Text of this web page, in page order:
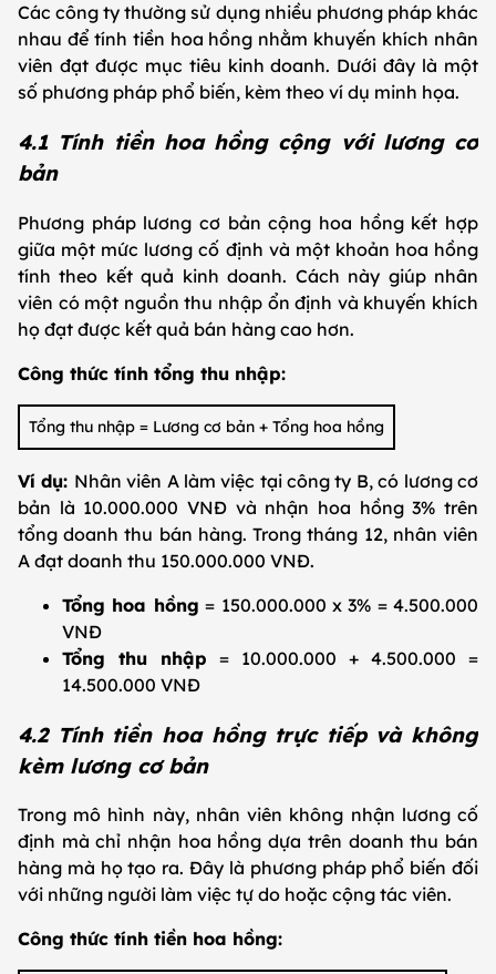
Các công ty thường sử dụng nhiều phương pháp khác
nhau để tính tiền hoa hồng nhằm khuyến khích nhân
viên đạt được mục tiêu kinh doanh. Dưới đây là một
số phương pháp phổ biến, kèm theo ví dụ minh họa.
4.1 Tính tiền hoa hồng cộng với lương cơ
bản
Phương pháp lương cơ bản cộng hoa hồng kết hợp
giữa một mức lương cố định và một khoản hoa hồng
tính theo kết quả kinh doanh. Cách này giúp nhân
viên có một nguồn thu nhập ổn định và khuyến khích
họ đạt được kết quả bán hàng cao hơn.
Công thức tính tổng thu nhập:
Tổng thu nhập = Lương cơ bản + Tổng hoa hồng
Ví dụ: Nhân viên A làm việc tại công ty B, có lương cơ
bản là 10.000.000 VNĐ và nhận hoa hồng 3% trên
tổng doanh thu bán hàng. Trong tháng 12, nhân viên
A đạt doanh thu 150.000.000 VNĐ.
Tổng hoa hồng = 150.000.000 x 3% = 4.500.000
VNĐ
Tổng thu nhập = 10.000.000 + 4.500.000 =
14.500.000 VNĐ
4.2 Tính tiền hoa hồng trực tiếp và không
kèm lương cơ bản
Trong mô hình này, nhân viên không nhận lương cố
định mà chỉ nhận hoa hồng dựa trên doanh thu bán
hàng mà họ tạo ra. Đây là phương pháp phổ biến đối
với những người làm việc tự do hoặc cộng tác viên.
Công thức tính tiền hoa hồng: